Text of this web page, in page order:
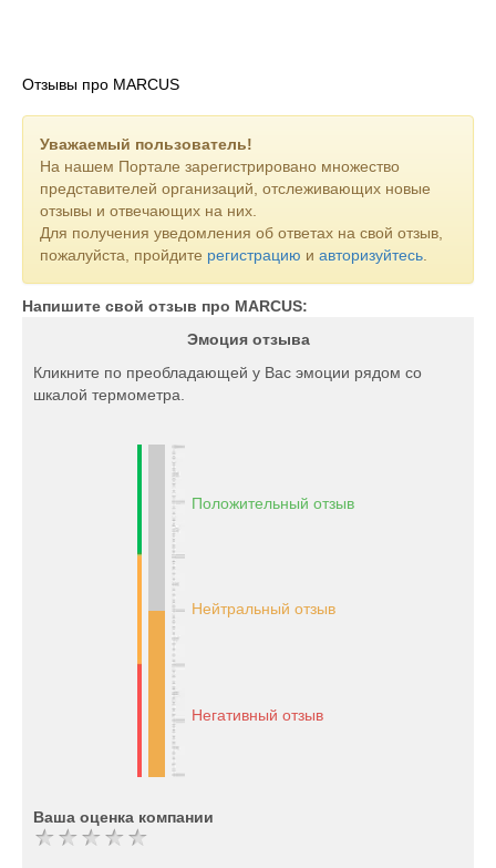
Отзывы про MARCUS
Уважаемый пользователь!
На нашем Портале зарегистрировано множество
представителей организаций, отслеживающих новые
отзывы и отвечающих на них.
Для получения уведомления об ответах на свой отзыв,
пожалуйста, пройдите регистрацию и авторизуйтесь
Напишите свой отзыв про MARCUS:
Эмоция отзыва
Кликните по преобладающей у Вас эмоции рядом со
шкалой термометра.
Положительный отзыв
Нейтральный отзыв
Негативный отзыв
Ваша оценка компании